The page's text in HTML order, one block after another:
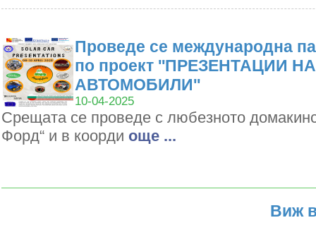
Проведе се международна
по проект ''ПРЕЗЕНТАЦИИ
АВТОМОБИЛИ''
10-04-2025
Срещата се проведе с любезното
Форд“ и в коорди oще ...
Виж